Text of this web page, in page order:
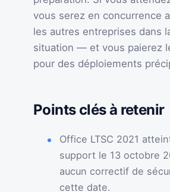
vous serez en concurrence
les autres entreprises dans
situation — et vous paierez
pour des déploiements
Points clés à retenir
Office LTSC 2021
support le 13 octobre
aucun correctif de
cette date.